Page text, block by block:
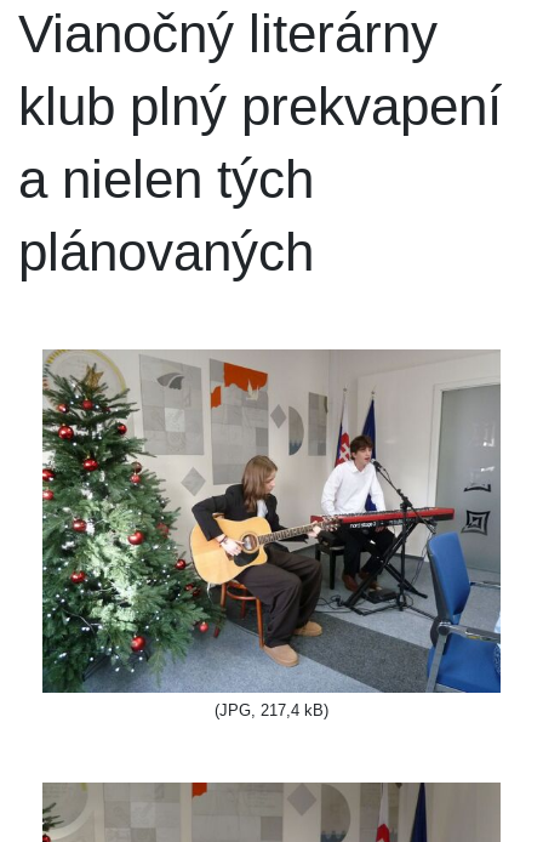
Vianočný literárny
klub plný prekvapení
a nielen tých
plánovaných
(JPG, 217,4 kB)